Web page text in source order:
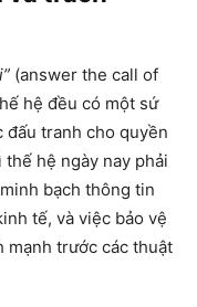
(answer the call of
hệ đều có một sứ
tranh cho quyền
hệ ngày nay phải
bạch thông tin
tế, và việc bảo vệ
mạnh trước các thuật